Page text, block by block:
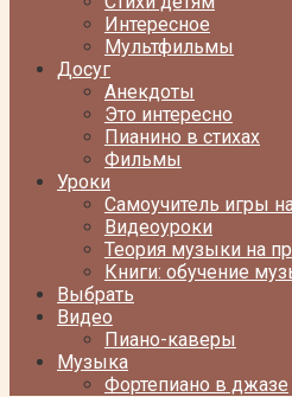
Интересное
Мультфильмы
Досуг
Анекдоты
Это интересно
Пианино в стихах
Фильмы
Уроки
Самоучитель игры
Видеоуроки
Теория музыки на
Книги: обучение
Выбрать
Видео
Пиано-каверы
Музыка
Фортепиано в джазе